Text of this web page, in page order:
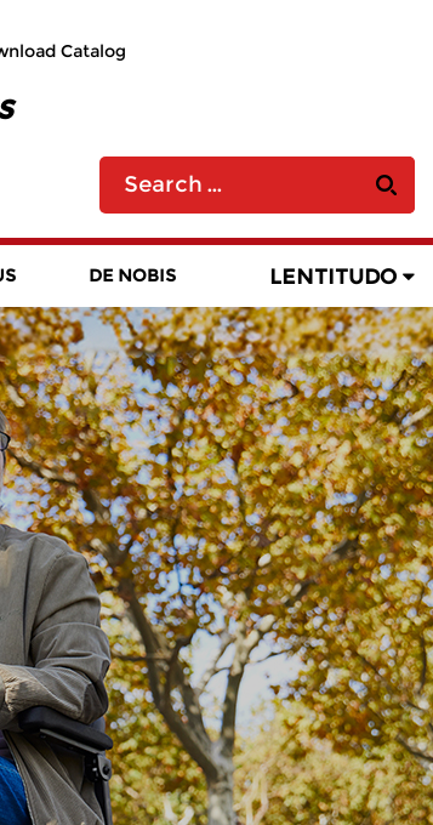
Catalog
DE NOBIS LENTITUDO